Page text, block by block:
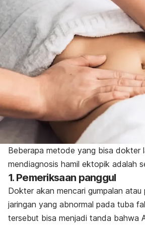
Beberapa metode yang bisa dokter
mendiagnosis hamil ektopik adalah
1. Pemeriksaan panggul
Dokter akan mencari gumpalan atau
jaringan yang abnormal pada tuba
tersebut bisa menjadi tanda bahwa